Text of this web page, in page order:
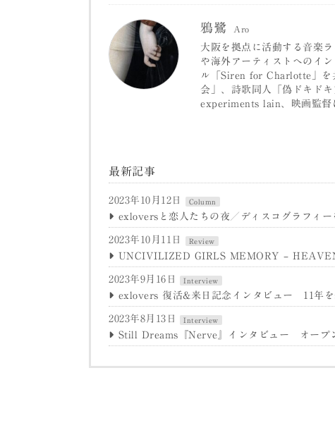
鴉鷺 Aro
大阪を拠点に活動する音楽
や海外アーティストへのイ
ル「Siren for Charlotte」を
会」、詩歌同人「偽ドキド
experiments lain、映画監督
最新記事
2023年10月12日 Column
exloversと恋人たちの夜／ディスコグラフィー
2023年10月11日 Review
UNCIVILIZED GIRLS MEMORY – HEAVEN
2023年9月16日 Interview
exlovers 復活&来日記念インタビュー 11年を
2023年8月13日 Interview
Still Dreams『Nerve』インタビュー オープ